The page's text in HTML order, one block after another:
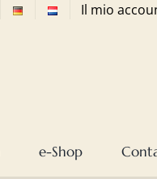
Il mio
e-Shop